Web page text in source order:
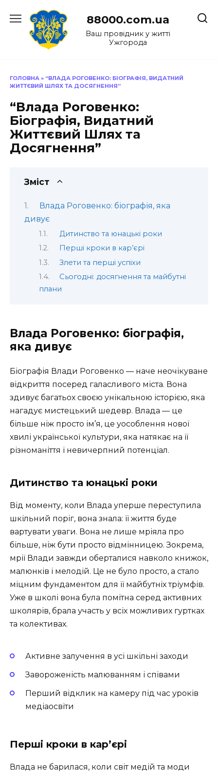
до
88000.com.ua
Ваш провідник у житті
Ужгорода
ГОЛОВНА » “ВЛАДА РОГОВЕНКО: БІОГРАФІЯ, ВИДАТНИЙ
ЖИТТЄВИЙ ШЛЯХ ТА ДОСЯГНЕННЯ”
“Влада Роговенко:
Біографія, Видатний
Життєвий Шлях та
Досягнення”
Зміст
Влада Роговенко: біографія, яка
дивує
Дитинство та юнацькі роки
Перші кроки в кар’єрі
Злети та перші успіхи
Сьогодні: досягнення та майбутні
плани
Влада Роговенко: біографія,
яка дивує
Біографія Влади Роговенко — наче неочікуване
відкриття посеред галасливого міста. Вона
здивує багатьох своєю унікальною історією, яка
нагадує мистецький шедевр. Влада — це
більше ніж просто ім’я, це уособлення нової
хвилі української культури, яка натякає на її
різноманіття і невичерпний потенціал.
Дитинство та юнацькі роки
Від моменту, коли Влада уперше переступила
шкільний поріг, вона знала: її життя буде
вартувати уваги. Вона не лише мріяла про
більше, ніж бути просто відмінницею. Зокрема,
мрії Влади завжди оберталися навколо книжок,
малюнків і мелодій. Це не було просто, а стало
міцним фундаментом для її майбутніх тріумфів.
Уже в школі вона була помітна серед активних
школярів, брала участь у всіх можливих гуртках
та колективах.
Активне залучення в усі шкільні заходи
Завороженість малюванням і співами
Перший відклик на камеру під час уроків
медіаосвіти
Перші кроки в кар’єрі
Влада не барилася, коли світ медій та моди